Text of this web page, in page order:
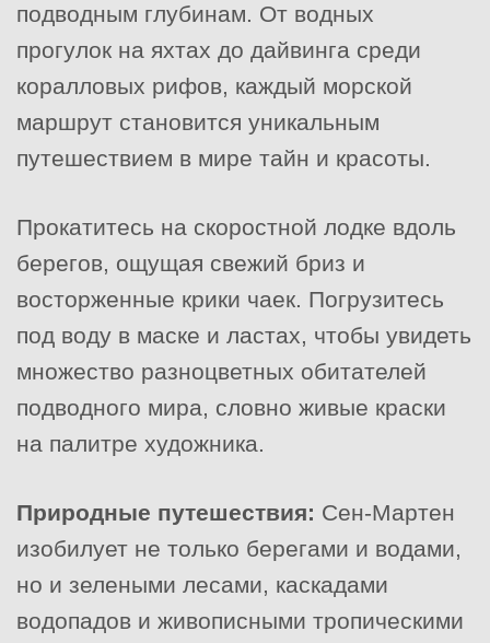
подводным глубинам. От водных
прогулок на яхтах до дайвинга среди
коралловых рифов, каждый морской
маршрут становится уникальным
путешествием в мире тайн и красоты.
Прокатитесь на скоростной лодке вдоль
берегов, ощущая свежий бриз и
восторженные крики чаек. Погрузитесь
под воду в маске и ластах, чтобы увидеть
множество разноцветных обитателей
подводного мира, словно живые краски
на палитре художника.
Природные путешествия: Сен-Мартен
изобилует не только берегами и водами,
но и зелеными лесами, каскадами
водопадов и живописными тропическими